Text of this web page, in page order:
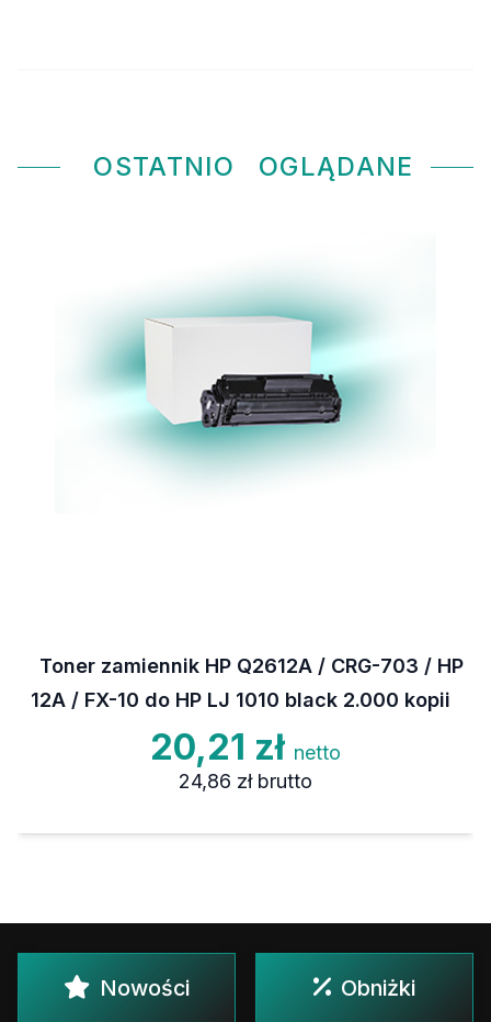
OSTATNIO OGLĄDANE
Toner zamiennik HP Q2612A / CRG-703 / HP
12A / FX-10 do HP LJ 1010 black 2.000 kopii
20,21 zł netto
24,86 zł brutto
Nowości Obniżki